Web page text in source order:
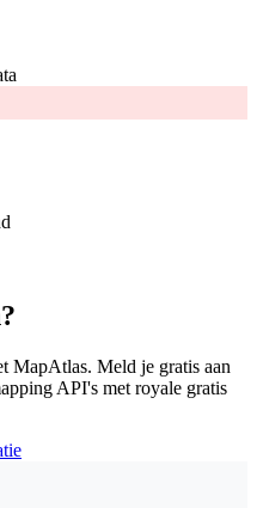
MapAtlas. Meld je gratis aan
API's met royale gratis